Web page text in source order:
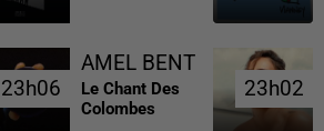
23h06
23h06
AMEL BENT
Le Chant Des
Colombes
23h02
23h02